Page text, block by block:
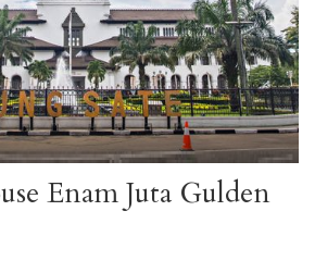
Enam Juta Gulden